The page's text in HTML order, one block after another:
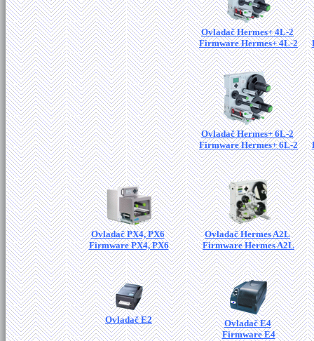
Ovladač Hermes+ 4L-2
Firmware Hermes+ 4L-2
Ovladač Hermes+ 6L-2
Firmware Hermes+ 6L-2
Ovladač PX4, PX6
Firmware PX4, PX6
Ovladač Hermes A2L
Firmware Hermes A2L
Ovladač E2
Ovladač E4
Firmware E4